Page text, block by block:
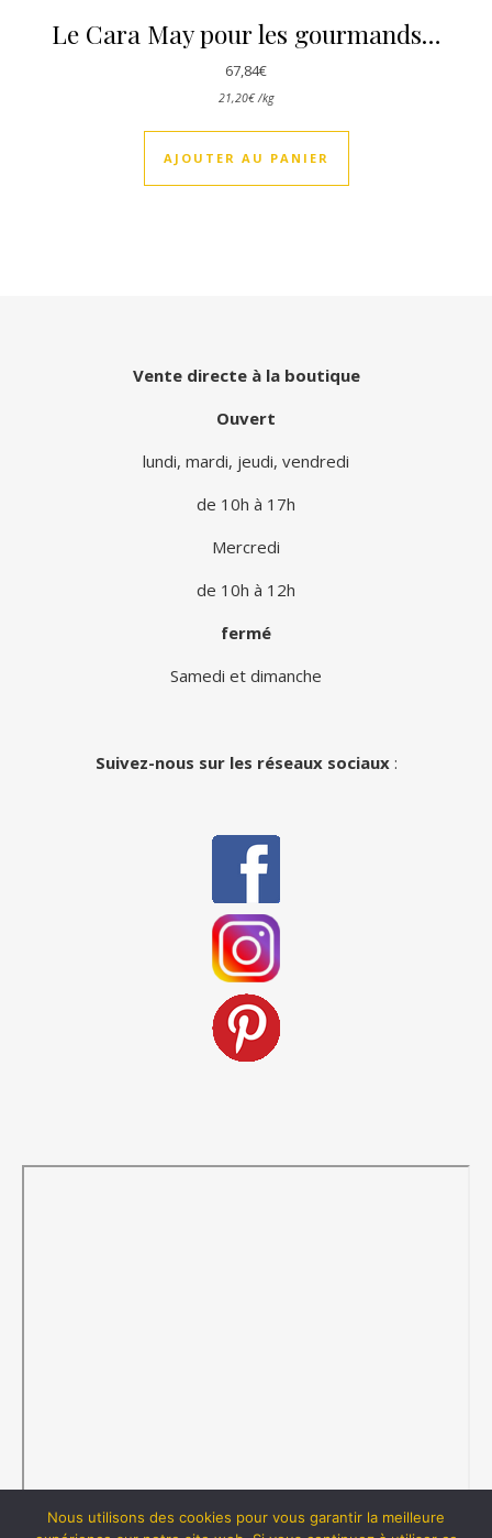
Le Cara May pour les gourmands…
67,84€
21,20€ /kg
AJOUTER AU PANIER
Vente directe à la boutique
Ouvert
lundi, mardi, jeudi, vendredi
de 10h à 17h
Mercredi
de 10h à 12h
fermé
Samedi et dimanche
Suivez-nous sur les réseaux sociaux:
Nous utilisons des cookies pour vous garantir la meilleure